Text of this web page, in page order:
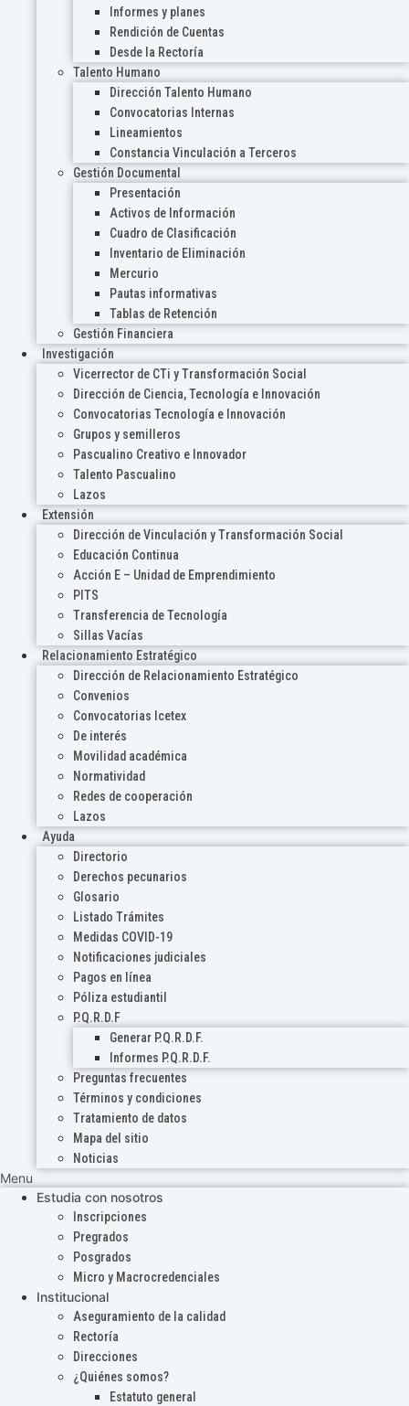
Informes y planes
Rendición de Cuentas
Desde la Rectoría
Talento Humano
Dirección Talento Humano
Convocatorias Internas
Lineamientos
Constancia Vinculación a Terceros
Gestión Documental
Presentación
Activos de Información
Cuadro de Clasificación
Inventario de Eliminación
Mercurio
Pautas informativas
Tablas de Retención
Gestión Financiera
Investigación
Vicerrector de CTi y Transformación Social
Dirección de Ciencia, Tecnología e Innovación
Convocatorias Tecnología e Innovación
Grupos y semilleros
Pascualino Creativo e Innovador
Talento Pascualino
Lazos
Extensión
Dirección de Vinculación y Transformación Social
Educación Continua
Acción E – Unidad de Emprendimiento
PITS
Transferencia de Tecnología
Sillas Vacías
Relacionamiento Estratégico
Dirección de Relacionamiento Estratégico
Convenios
Convocatorias Icetex
De interés
Movilidad académica
Normatividad
Redes de cooperación
Lazos
Ayuda
Directorio
Derechos pecunarios
Glosario
Listado Trámites
Medidas COVID-19
Notificaciones judiciales
Pagos en línea
Póliza estudiantil
P.Q.R.D.F
Generar P.Q.R.D.F.
Informes P.Q.R.D.F.
Preguntas frecuentes
Términos y condiciones
Tratamiento de datos
Mapa del sitio
Noticias
Menu
Estudia con nosotros
Inscripciones
Pregrados
Posgrados
Micro y Macrocredenciales
Institucional
Aseguramiento de la calidad
Rectoría
Direcciones
¿Quiénes somos?
Estatuto general